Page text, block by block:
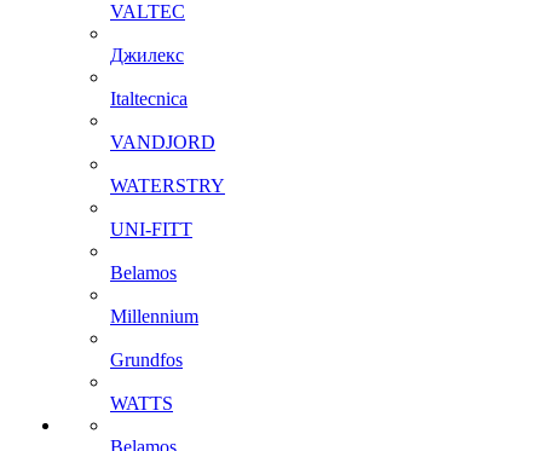
VALTEC
Джилекс
Italtecnica
VANDJORD
WATERSTRY
UNI-FITT
Belamos
Millennium
Grundfos
WATTS
Belamos